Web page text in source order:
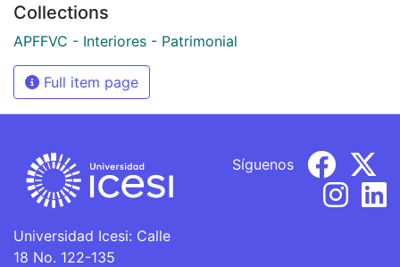
Collections
APFFVC - Interiores - Patrimonial
Full item page
Universidad Icesi: Calle
18 No. 122-135
Síguenos